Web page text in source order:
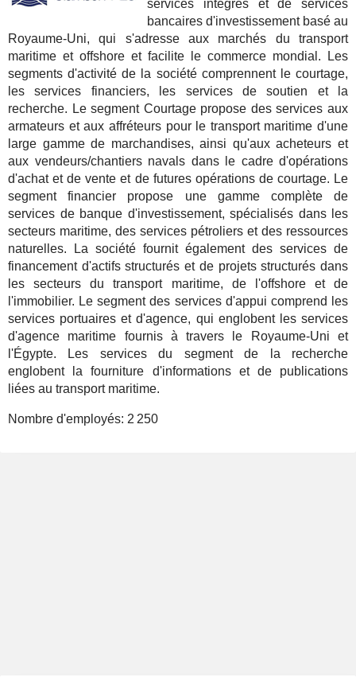
services intégrés et de services
bancaires d'investissement basé au
Royaume-Uni, qui s'adresse aux marchés du transport
maritime et offshore et facilite le commerce mondial. Les
segments d'activité de la société comprennent le courtage,
les services financiers, les services de soutien et la
recherche. Le segment Courtage propose des services aux
armateurs et aux affréteurs pour le transport maritime d'une
large gamme de marchandises, ainsi qu'aux acheteurs et
aux vendeurs/chantiers navals dans le cadre d'opérations
d'achat et de vente et de futures opérations de courtage. Le
segment financier propose une gamme complète de
services de banque d'investissement, spécialisés dans les
secteurs maritime, des services pétroliers et des ressources
naturelles. La société fournit également des services de
financement d'actifs structurés et de projets structurés dans
les secteurs du transport maritime, de l'offshore et de
l'immobilier. Le segment des services d'appui comprend les
services portuaires et d'agence, qui englobent les services
d'agence maritime fournis à travers le Royaume-Uni et
l'Égypte. Les services du segment de la recherche
englobent la fourniture d'informations et de publications
liées au transport maritime.
Nombre d'employés: 2 250